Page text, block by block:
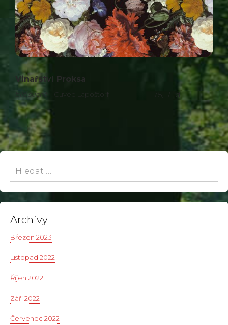
Vinařství Proksa
75,- / 1dl
bilé suché - Cuvée Lapoštorf
Archivy
Březen 2023
Listopad 2022
Říjen 2022
Září 2022
Červenec 2022